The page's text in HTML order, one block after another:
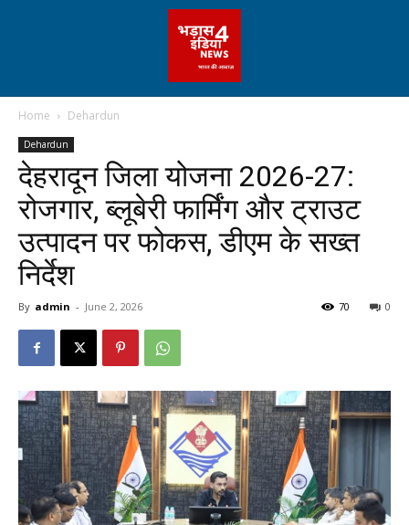
Home Dehardun
Dehardun
देहरादून जिला योजना 2026-27:
रोजगार, ब्लूबेरी फार्मिंग और ट्राउट
उत्पादन पर फोकस, डीएम के सख्त
निर्देश
By admin - June 2, 2026 0
70